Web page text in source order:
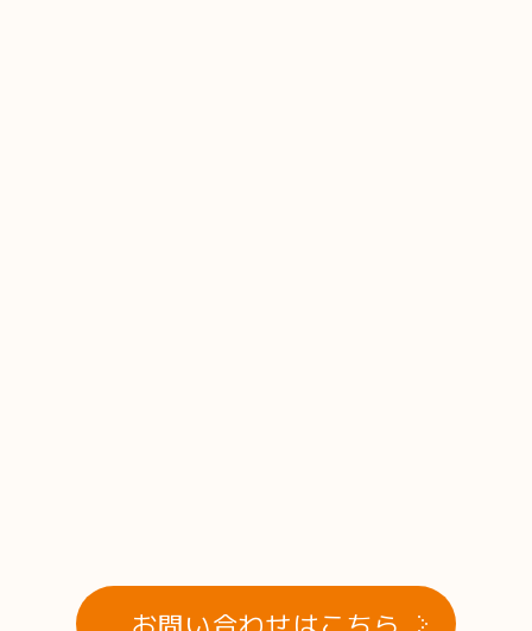
お問い合わせはこちら